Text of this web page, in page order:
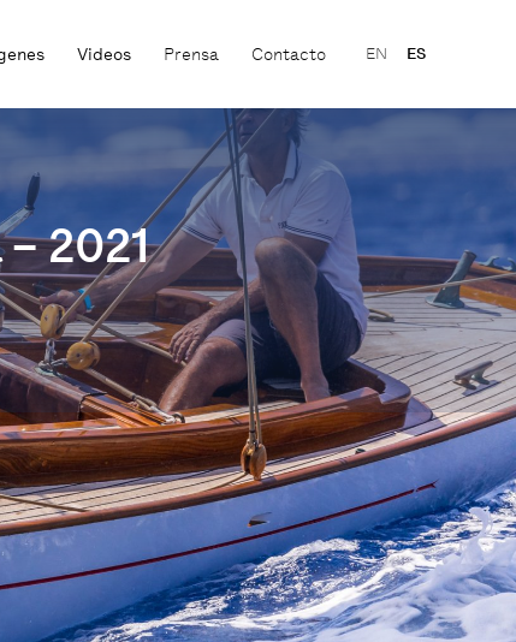
Videos Prensa Contacto EN ES
2021